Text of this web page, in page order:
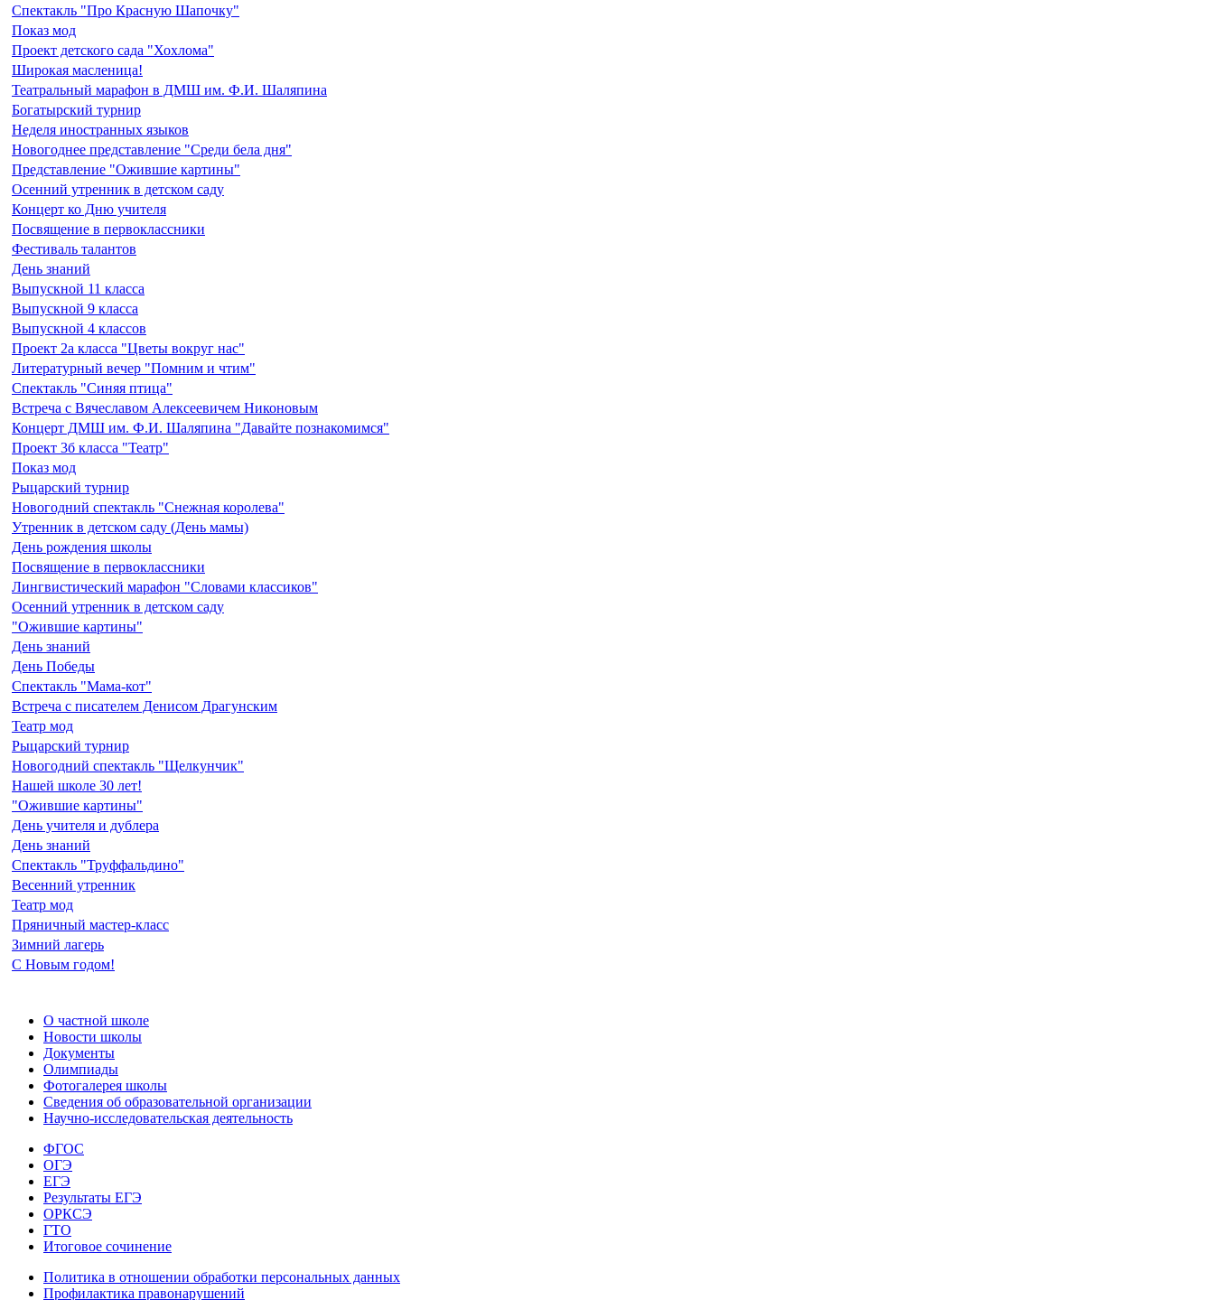
Спектакль "Про Красную Шапочку"
Показ мод
Проект детского сада "Хохлома"
Широкая масленица!
Театральный марафон в ДМШ им. Ф.И. Шаляпина
Богатырский турнир
Неделя иностранных языков
Новогоднее представление "Среди бела дня"
Представление "Ожившие картины"
Осенний утренник в детском саду
Концерт ко Дню учителя
Посвящение в первоклассники
Фестиваль талантов
День знаний
Выпускной 11 класса
Выпускной 9 класса
Выпускной 4 классов
Проект 2а класса "Цветы вокруг нас"
Литературный вечер "Помним и чтим"
Спектакль "Синяя птица"
Встреча с Вячеславом Алексеевичем Никоновым
Концерт ДМШ им. Ф.И. Шаляпина "Давайте познакомимся"
Проект 3б класса "Театр"
Показ мод
Рыцарский турнир
Новогодний спектакль "Снежная королева"
Утренник в детском саду (День мамы)
День рождения школы
Посвящение в первоклассники
Лингвистический марафон "Словами классиков"
Осенний утренник в детском саду
"Ожившие картины"
День знаний
День Победы
Спектакль "Мама-кот"
Встреча с писателем Денисом Драгунским
Театр мод
Рыцарский турнир
Новогодний спектакль "Щелкунчик"
Нашей школе 30 лет!
"Ожившие картины"
День учителя и дублера
День знаний
Спектакль "Труффальдино"
Весенний утренник
Театр мод
Пряничный мастер-класс
Зимний лагерь
С Новым годом!
О частной школе
Новости школы
Документы
Олимпиады
Фотогалерея школы
Сведения об образовательной организации
Научно-исследовательская деятельность
ФГОС
ОГЭ
ЕГЭ
Результаты ЕГЭ
ОРКСЭ
ГТО
Итоговое сочинение
Политика в отношении обработки персональных данных
Профилактика правонарушений